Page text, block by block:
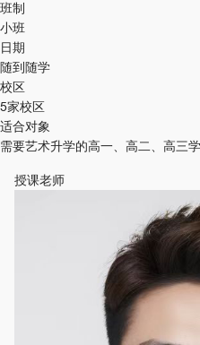
班制
小班
日期
随到随学
校区
5家校区
适合对象
需要艺术升学的高一、高二、高三
授课老师